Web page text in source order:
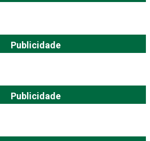
Publicidade
Publicidade